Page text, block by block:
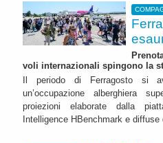
voli internazionali spingono la
Il periodo di Ferragosto si
un’occupazione alberghiera
proiezioni elaborate dalla
Intelligence HBenchmark e diffuse